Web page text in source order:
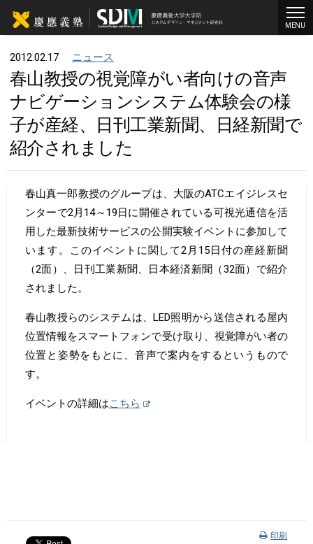
2012.02.17 ニュース
春山教授の視覚障がい者向けの音声
ナビゲーションシステム体験会の様
子が産経、日刊工業新聞、日経新聞で
紹介されました
春山真一郎教授のグループは、大阪のATCエイジレスセ
ンターで2月14～19日に開催されている可視光通信を活
用した最新技術サービスの公開実験イベントに参加して
います。このイベントに関して2月15日付の産経新聞
（2面）、日刊工業新聞、日本経済新聞（32面）で紹介
されました。
春山教授らのシステムは、LED照明から送信される屋内
位置情報をスマートフォンで受け取り、視覚障がい者の
位置と姿勢をもとに、音声で案内をするというもので
す。
イベントの詳細はこちら
印刷
MENU